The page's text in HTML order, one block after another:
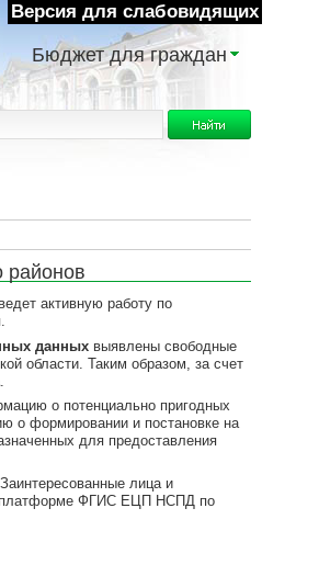
Версия для слабовидящих
Бюджет для граждан
районов
активную работу по
данных выявлены свободные
области. Таким образом, за счет
о потенциально пригодных
о формировании и постановке на
для предоставления
Заинтересованные лица и
платформе ФГИС ЕЦП НСПД по